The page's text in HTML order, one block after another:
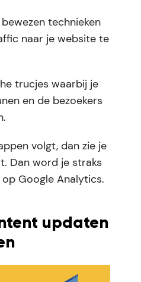
technieken
naar je website te
trucjes waarbij je
en de bezoekers
volgt, dan zie je
Dan word je straks
Google Analytics.
updaten